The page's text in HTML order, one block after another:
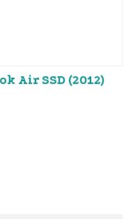
Air SSD (2012)